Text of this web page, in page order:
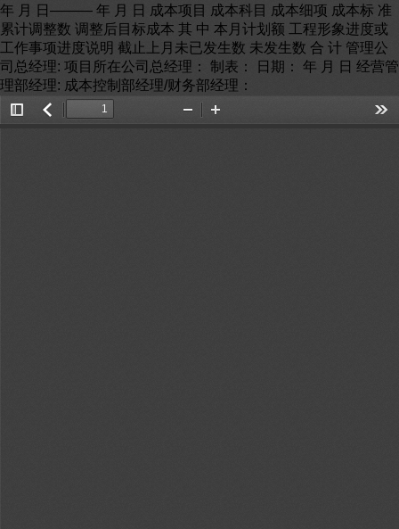
年 月 日——— 年 月 日 成本项目 成本科目 成本细项 成本标 准
累计调整数 调整后目标成本 其 中 本月计划额 工程形象进度或
工作事项进度说明 截止上月未已发生数 未发生数 合 计 管理公
司总经理: 项目所在公司总经理： 制表： 日期： 年 月 日 经营管
理部经理: 成本控制部经理/财务部经理：
Toggle返
Zoom